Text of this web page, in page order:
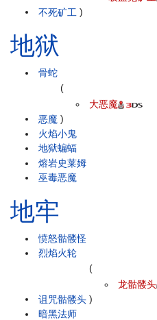
不死矿工 )
地狱
骨蛇
恶魔
(
大恶魔
)
火焰小鬼
地狱蝙蝠
熔岩史莱姆
巫毒恶魔
地牢
愤怒骷髅怪
烈焰火轮
诅咒骷髅头
(
龙骷髅头
)
暗黑法师